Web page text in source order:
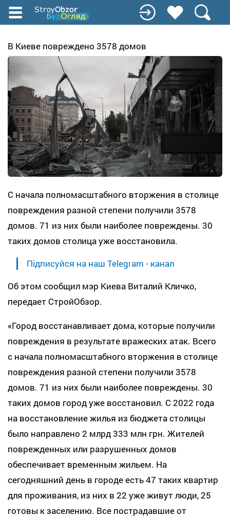
Перейти
содержанию
В Киеве повреждено 3578 домов
С начала полномасштабного вторжения в столице
повреждения разной степени получили 3578
домов. 71 из них были наиболее повреждены. 30
таких домов столица уже восстановила.
Підписуйся на наш Telegram - канал
Об этом сообщил мэр Киева Виталий Кличко,
передает СтройОбзор.
«Город восстанавливает дома, которые получили
повреждения в результате вражеских атак. Всего
с начала полномасштабного вторжения в столице
повреждения разной степени получили 3578
домов. 71 из них были наиболее повреждены. 30
таких домов город уже восстановил. С 2022 года
на восстановление жилья из бюджета столицы
было направлено 2 млрд 333 млн грн. Жителей
поврежденных или разрушенных домов
обеспечивает временным жильем. На
сегодняшний день в городе есть 47 таких квартир
для проживания, из них в 22 уже живут люди, 25
готовы к заселению. Все пострадавшие от